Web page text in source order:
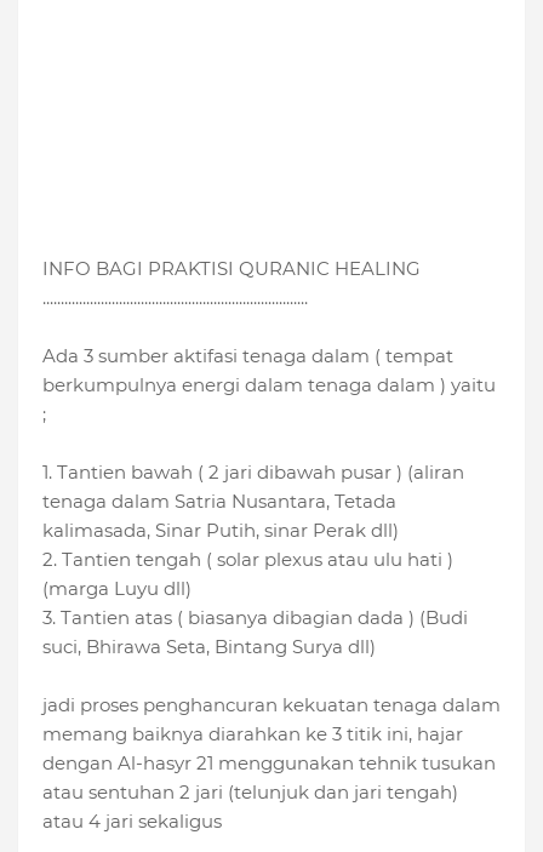
INFO BAGI PRAKTISI QURANIC HEALING
.........................................................................
Ada 3 sumber aktifasi tenaga dalam ( tempat
berkumpulnya energi dalam tenaga dalam ) yaitu
;
1. Tantien bawah ( 2 jari dibawah pusar ) (aliran
tenaga dalam Satria Nusantara, Tetada
kalimasada, Sinar Putih, sinar Perak dll)
2. Tantien tengah ( solar plexus atau ulu hati )
(marga Luyu dll)
3. Tantien atas ( biasanya dibagian dada ) (Budi
suci, Bhirawa Seta, Bintang Surya dll)
jadi proses penghancuran kekuatan tenaga dalam
memang baiknya diarahkan ke 3 titik ini, hajar
dengan Al-hasyr 21 menggunakan tehnik tusukan
atau sentuhan 2 jari (telunjuk dan jari tengah)
atau 4 jari sekaligus